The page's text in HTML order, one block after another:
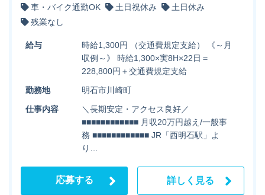
車・バイク通勤OK
土日祝休み
土日休み
残業なし
給与
時給1,300円 （交通費規定支給） 《～月
収例～》 時給1,300×実8H×22日＝
228,800円＋交通費規定支給
勤務地
明石市川崎町
仕事内容
＼長期安定・アクセス良好／
■■■■■■■■■■■■ 月収20万円越え/一般事
務 ■■■■■■■■■■■■ JR「西明石駅」よ
り…
応募する 詳しく見る